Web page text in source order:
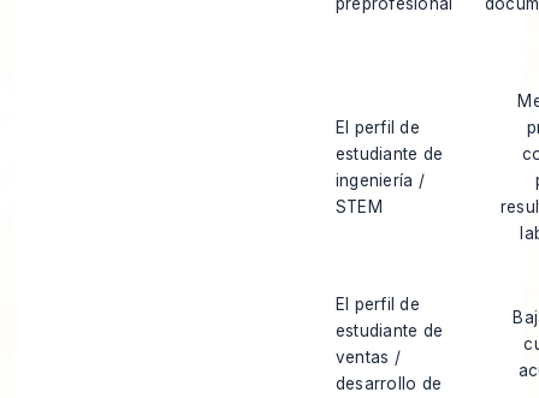
El perfil de
estudiante de
ingeniería /
STEM
El perfil de
estudiante de
ventas /
desarrollo de